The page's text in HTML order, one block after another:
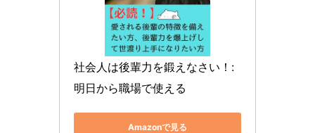
社会人は後輩力を鍛えなさい！:
明日から職場で使える
Amazonで見る